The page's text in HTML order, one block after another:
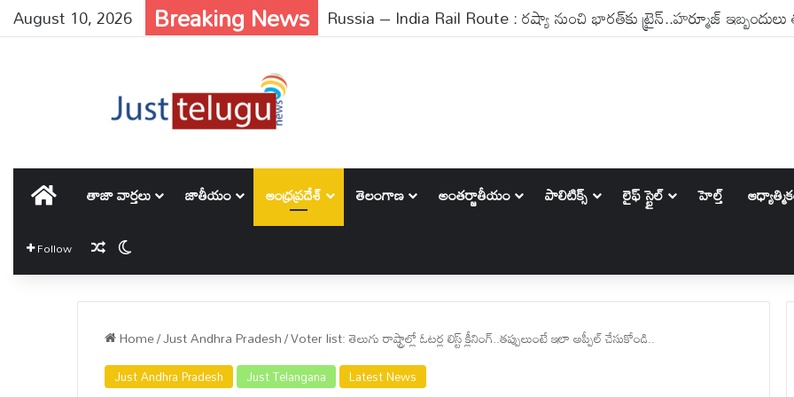
August 10, 2026 Breaking News
తాజా వార్తలు జాతీయం ఆంధ్రప్రదేశ్ తెలంగాణ అంతర్జాతీయం పాలిటిక్స్‌ లైఫ్ స్టైల్ హెల్త్
Follow Random Article
Home/Just Andhra Pradesh/Voter list: తెలుగు రాష్ట్రాల్లో ఓటర్ల లిస్ట్ క్లీనింగ్..తప్పులుంటే ఇలా అప్పీల్ చేసుకోండి..
Just Andhra Pradesh Just Telangana Latest News